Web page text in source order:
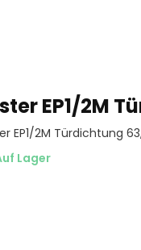
EP1/2M
EP1/2M Türdichtung
Lager